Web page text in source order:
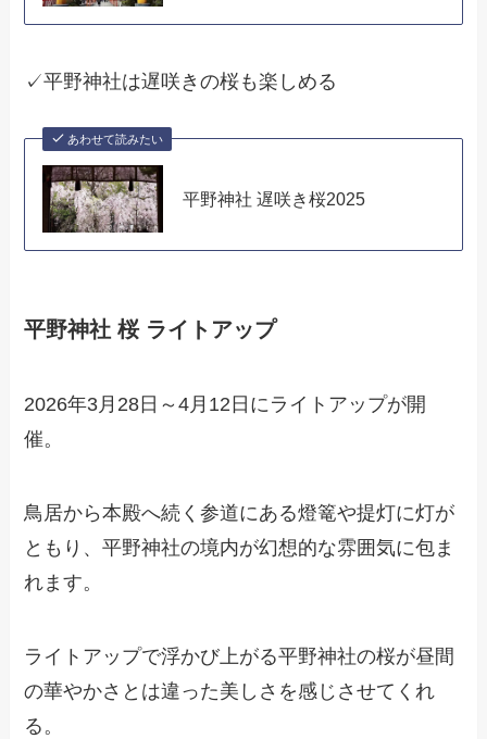
✓平野神社は遅咲きの桜も楽しめる
あわせて読みたい
平野神社 遅咲き桜2025
平野神社 桜 ライトアップ
2026年3月28日～4月12日にライトアップが開
催。
鳥居から本殿へ続く参道にある燈篭や提灯に灯が
ともり、平野神社の境内が幻想的な雰囲気に包ま
れます。
ライトアップで浮かび上がる平野神社の桜が昼間
の華やかさとは違った美しさを感じさせてくれ
る。